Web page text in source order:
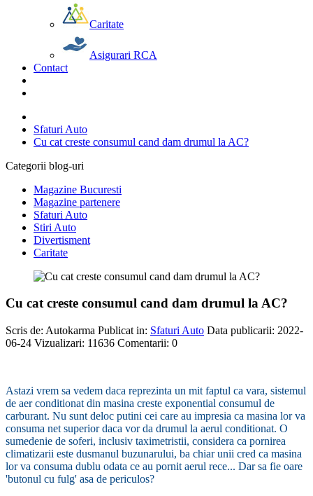
Caritate
Asigurari RCA
Contact
Sfaturi Auto
Cu cat creste consumul cand dam drumul la AC?
Categorii blog-uri
Magazine Bucuresti
Magazine partenere
Sfaturi Auto
Stiri Auto
Divertisment
Caritate
Cu cat creste consumul cand dam drumul la AC?
Scris de: Autokarma Publicat in: Sfaturi Auto Data publicarii: 2022-
06-24 Vizualizari: 11636 Comentarii: 0
Astazi vrem sa vedem daca reprezinta un mit faptul ca vara, sistemul
de aer conditionat din masina creste exponential consumul de
carburant. Nu sunt deloc putini cei care au impresia ca masina lor va
consuma net superior daca vor da drumul la aerul conditionat. O
sumedenie de soferi, inclusiv taximetristii, considera ca pornirea
climatizarii este dusmanul buzunarului, ba chiar unii cred ca masina
lor va consuma dublu odata ce au pornit aerul rece... Dar sa fie oare
'butonul cu fulg' asa de periculos?